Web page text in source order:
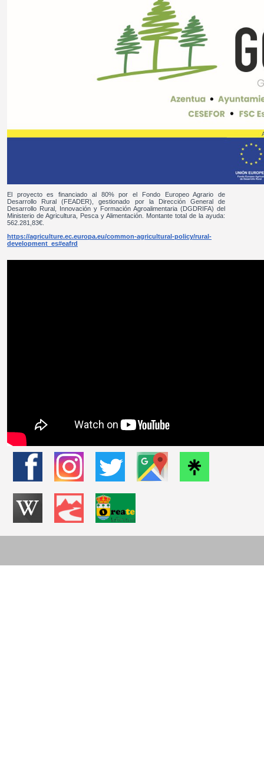
El proyecto es financiado al 80% por el Fondo Europeo Agrario de
Desarrollo Rural (FEADER), gestionado por la Dirección General de
Desarrollo Rural, Innovación y Formación Agroalimentaria (DGDRIFA) del
Ministerio de Agricultura, Pesca y Alimentación. Montante total de la ayuda:
562.281,83€.
https://agriculture.ec.europa.eu/common-agricultural-policy/rural-
development_es#eafrd